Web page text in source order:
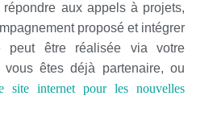
aux appels à projets,
proposé et intégrer
peut être réalisée via votre
êtes déjà partenaire, ou
site internet pour les nouvelles